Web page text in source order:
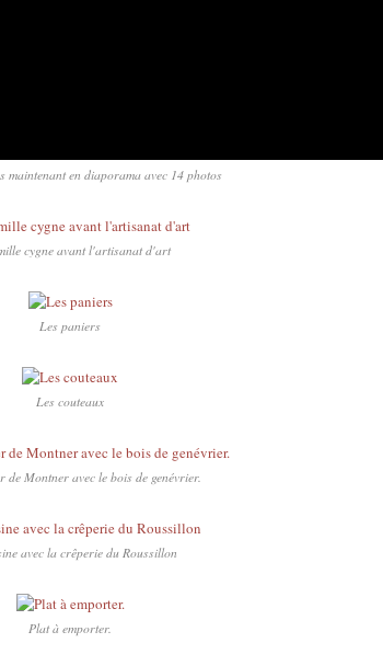
maintenant en diaporama avec 14 photos
cygne avant l'artisanat d'art
Les paniers
Les couteaux
de Montner avec le bois de genévrier.
avec la crêperie du Roussillon
Plat à emporter.